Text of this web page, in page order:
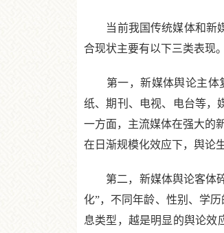
当前我国传统媒体和新媒
合现状主要有以下三类表现。
第一，新媒体舆论主体复
纸、期刊、电视、电台等，
一方面，主流媒体在强大的
在日渐规模化效应下，舆论
第二，新媒体舆论客体碎
化”，不同年龄、性别、学
息类型，越是明显的舆论